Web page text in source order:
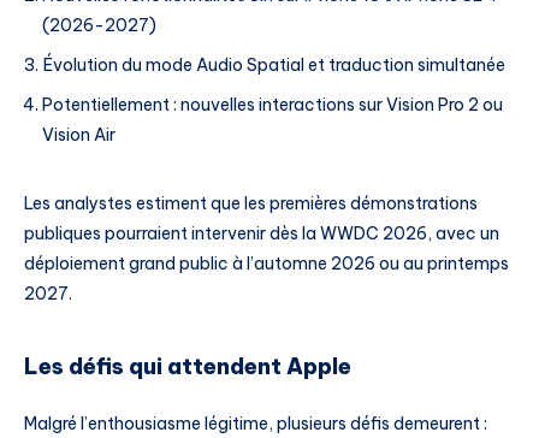
(2026-2027)
Évolution du mode Audio Spatial et traduction simultanée
Potentiellement : nouvelles interactions sur Vision Pro 2 ou
Vision Air
Les analystes estiment que les premières démonstrations
publiques pourraient intervenir dès la WWDC 2026, avec un
déploiement grand public à l’automne 2026 ou au printemps
2027.
Les défis qui attendent Apple
Malgré l’enthousiasme légitime, plusieurs défis demeurent :